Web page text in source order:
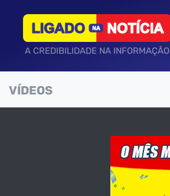
A CREDIBILIDADE NA INFORMAÇÃO
VÍDEOS